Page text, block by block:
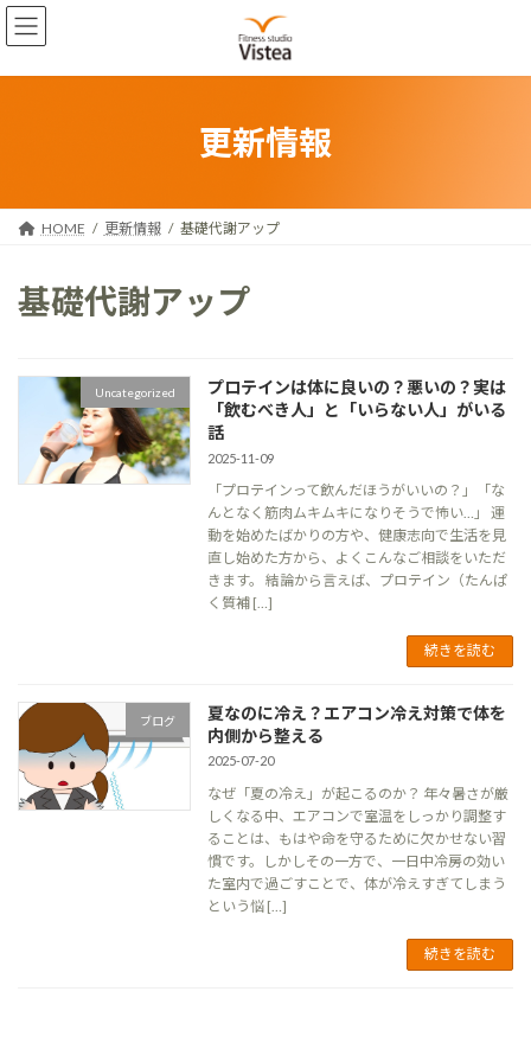
コ
ン
ン
ナ
ビ
ー
更新情報
HOME 更新情報 基礎代謝アップ
基礎代謝アップ
Uncategorized
プロテインは体に良いの？悪いの？実は
「飲むべき人」と「いらない人」がいる
話
2025-11-09
「プロテインって飲んだほうがいいの？」「な
んとなく筋肉ムキムキになりそうで怖い…」 運
動を始めたばかりの方や、健康志向で生活を見
直し始めた方から、よくこんなご相談をいただ
きます。 結論から言えば、プロテイン（たんぱ
く質補 […]
続きを読む
ブログ
夏なのに冷え？エアコン冷え対策で体を
内側から整える
2025-07-20
なぜ「夏の冷え」が起こるのか？ 年々暑さが厳
しくなる中、エアコンで室温をしっかり調整す
ることは、もはや命を守るために欠かせない習
慣です。しかしその一方で、一日中冷房の効い
た室内で過ごすことで、体が冷えすぎてしまう
という悩 […]
続きを読む